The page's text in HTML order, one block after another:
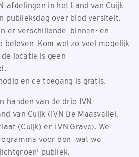
afdelingen in het Land van Cuijk
publieksdag over biodiversiteit.
er verschillende binnen- en
Kom wel zo veel mogelijk
locatie is geen
en de toegang is gratis.
handen van de drie IVN-
van Cuijk (IVN De Maasvallei,
(Cuijk) en IVN Grave). We
voor een -wat we
publiek.